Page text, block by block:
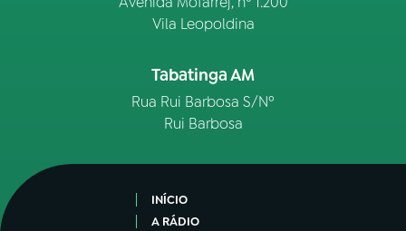
Vila Leopoldina
Tabatinga AM
Rua Rui Barbosa S/Nº
Rui Barbosa
INÍCIO
A RÁDIO